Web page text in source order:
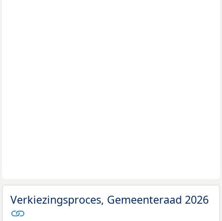
Verkiezingsproces, Gemeenteraad 2026